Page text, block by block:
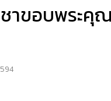
ขอบพระคุ
594